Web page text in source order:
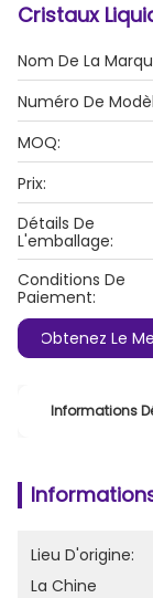
Cristaux
Nom De La
Numéro De
MOQ:
Prix:
Détails De
L'emballage:
Conditions De
Paiement:
Obtenez Le
Informations
Lieu D'origine:
La Chine